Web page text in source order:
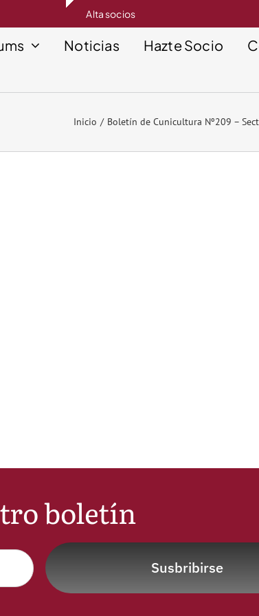
Alta socios
Noticias Hazte Socio
Inicio Boletín de Cunicultura Nº209 –
boletín
Susbribirse